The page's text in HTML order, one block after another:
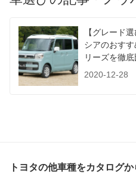
【グレード
シアのおす
リーズを徹底
2020-12-28
トヨタの他車種をカタログ